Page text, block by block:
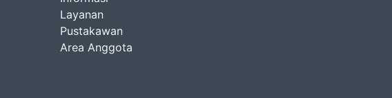
Layanan
Pustakawan
Area Anggota